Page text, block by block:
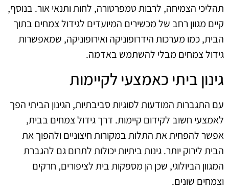
תהליכי הצמיחה, לרבות טמפרטורה, לחות ותנאי אור. בנוסף,
קיים מגוון רחב של מכשירים המיועדים לגידול צמחים בתוך
הבית, כמו מערכות הידרופוניקה ואירופוניקה, שמאפשרות
גידול צמחים מבלי להשתמש באדמה.
גינון ביתי כאמצעי לקיימות
עם התגברות המודעות לסוגיות סביבתיות, הגינון הביתי הפך
לאמצעי חשוב לקידום קיימות. דרך גידול צמחים בבית,
אפשר להפחית את התלות במקורות חיצוניים ולהפוך את
הבית לירוק יותר. גינות ביתיות יכולות לתרום גם להגברת
המגוון הביולוגי, שכן הן מספקות בית לציפורים, חרקים
וצמחים שונים.